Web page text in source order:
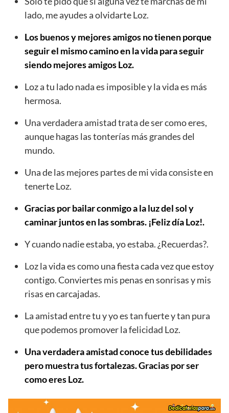
lado, me ayudes a olvidarte Loz.
Los buenos y mejores amigos no tienen porque
seguir el mismo camino en la vida para seguir
siendo mejores amigos Loz.
Loz a tu lado nada es imposible y la vida es más
hermosa.
Una verdadera amistad trata de ser como eres,
aunque hagas las tonterías más grandes del
mundo.
Una de las mejores partes de mi vida consiste en
tenerte Loz.
Gracias por bailar conmigo a la luz del sol y
caminar juntos en las sombras. ¡Feliz día Loz!.
Y cuando nadie estaba, yo estaba. ¿Recuerdas?.
Loz la vida es como una fiesta cada vez que estoy
contigo. Conviertes mis penas en sonrisas y mis
risas en carcajadas.
La amistad entre tu y yo es tan fuerte y tan pura
que podemos promover la felicidad Loz.
Una verdadera amistad conoce tus debilidades
pero muestra tus fortalezas. Gracias por ser
como eres Loz.